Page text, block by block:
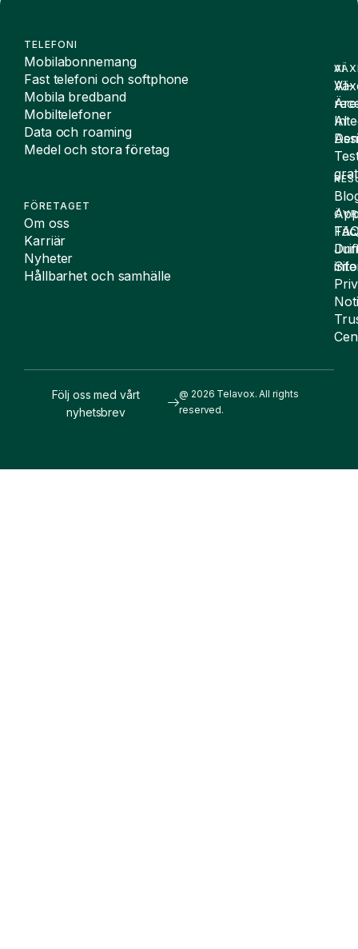
TELEFONI
Mobilabonnemang
Fast telefoni och softphone
Mobila bredband
Mobiltelefoner
Data och roaming
Medel och stora företag
FÖRETAGET
Om oss
Karriär
Nyheter
Hållbarhet och samhälle
AI
AI-
AI
@ 2026 Telavox. All rights
reserved.
Följ oss med vårt
nyhetsbrev